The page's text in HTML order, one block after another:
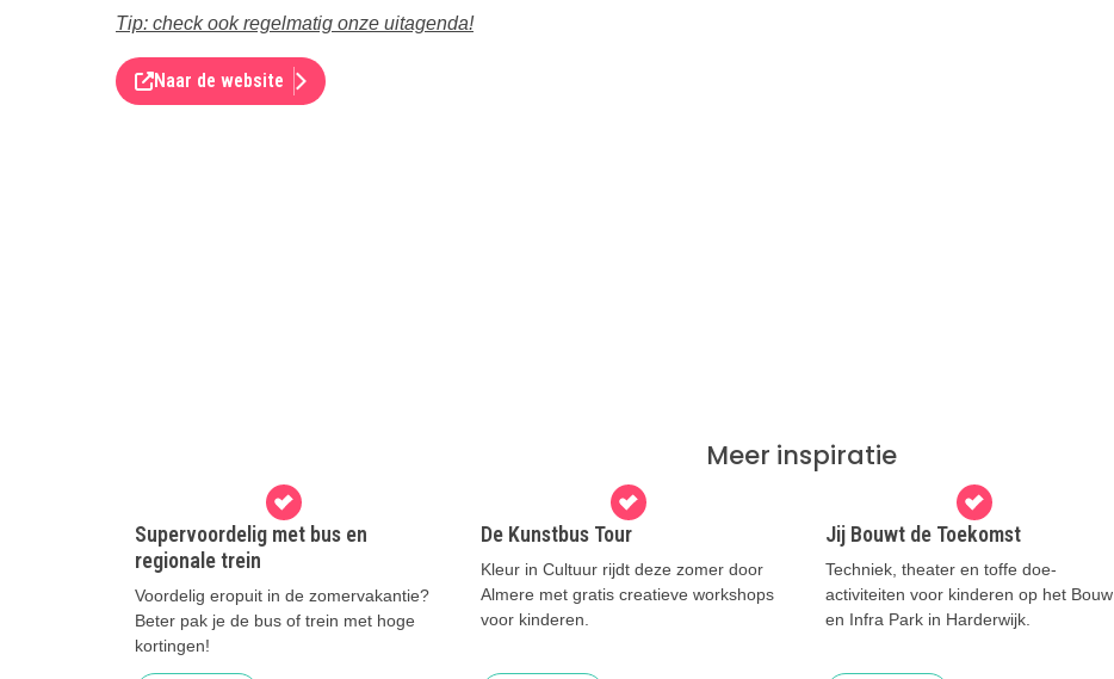
Tip: check ook regelmatig onze uitagenda!
Naar de website
Meer inspiratie
Supervoordelig met bus en
regionale trein
Voordelig eropuit in de zomervakantie?
Beter pak je de bus of trein met hoge
kortingen!
De Kunstbus Tour
Kleur in Cultuur rijdt deze zomer door
Almere met gratis creatieve workshops
voor kinderen.
Jij Bouwt de Toekomst
Techniek, theater en toffe doe-
activiteiten voor kinderen op het Bouw
en Infra Park in Harderwijk.